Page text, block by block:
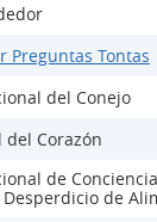
Preguntas Tontas
del Conejo
Corazón
de
de